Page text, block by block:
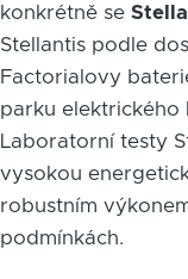
konkrétně se
Stellantis podle
Factorialovy
parku elektrického
Laboratorní testy
vysokou
robustním
podmínkách.